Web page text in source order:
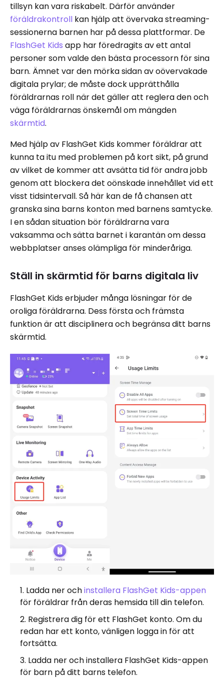
tillsyn kan vara riskabelt. Därför använder
föräldrakontroll kan hjälp att övervaka streaming-
sessionerna barnen har på dessa plattformar. De
FlashGet Kids app har föredragits av ett antal
personer som valde den bästa processorn för sina
barn. Ämnet var den mörka sidan av oövervakade
digitala prylar; de måste dock upprätthålla
föräldrarnas roll när det gäller att reglera den och
väga föräldrarnas önskemål om mängden
skärmtid.
Med hjälp av FlashGet Kids kommer föräldrar att
kunna ta itu med problemen på kort sikt, på grund
av vilket de kommer att avsätta tid för andra jobb
genom att blockera det oönskade innehållet vid ett
visst tidsintervall. Så här kan de få chansen att
granska sina barns konton med barnens samtycke.
I en sådan situation bör föräldrarna vara
vaksamma och sätta barnet i karantän om dessa
webbplatser anses olämpliga för minderåriga.
Ställ in skärmtid för barns digitala liv
FlashGet Kids erbjuder många lösningar för de
oroliga föräldrarna. Dess första och främsta
funktion är att disciplinera och begränsa ditt barns
skärmtid.
Ladda ner ochinstallera FlashGet Kids-appen
för föräldrar från deras hemsida till din telefon.
Registrera dig för ett FlashGet konto. Om du
redan har ett konto, vänligen logga in för att
fortsätta.
Ladda ner och installera FlashGet Kids-appen
för barn på ditt barns telefon.